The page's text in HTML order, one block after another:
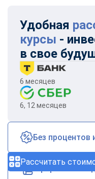
Рассчитать
Удобная
курсы -
в свое
6 месяцев
6, 12 месяцев
Без процентов
Оформление в